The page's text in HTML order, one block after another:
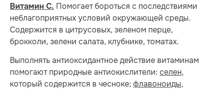
Витамин С. Помогает бороться с последствиями
неблагоприятных условий окружающей среды.
Содержится в цитрусовых, зеленом перце,
брокколи, зелени салата, клубнике, томатах.
Выполнять антиоксидантное действие витаминам
помогают природные антиокислители: селен,
который содержится в чесноке; флавоноиды,